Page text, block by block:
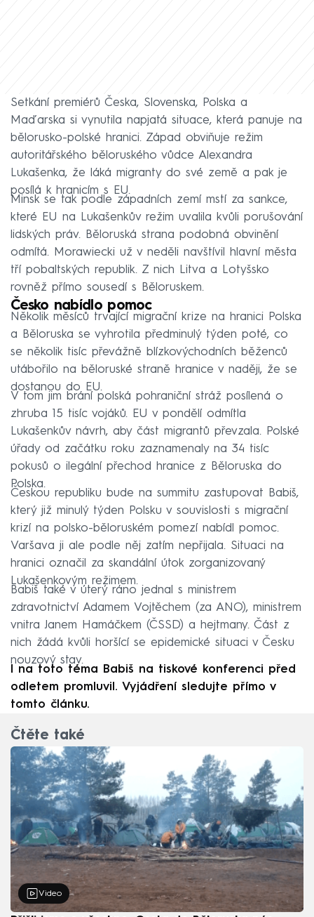
Setkání premiérů Česka, Slovenska, Polska a
Maďarska si vynutila napjatá situace, která panuje na
bělorusko-polské hranici. Západ obviňuje režim
autoritářského běloruského vůdce Alexandra
Lukašenka, že láká migranty do své země a pak je
posílá k hranicím s EU.
Minsk se tak podle západních zemí mstí za sankce,
které EU na Lukašenkův režim uvalila kvůli porušování
lidských práv. Běloruská strana podobná obvinění
odmítá. Morawiecki už v neděli navštívil hlavní města
tří pobaltských republik. Z nich Litva a Lotyšsko
rovněž přímo sousedí s Běloruskem.
Česko nabídlo pomoc
Několik měsíců trvající migrační krize na hranici Polska
a Běloruska se vyhrotila předminulý týden poté, co
se několik tisíc převážně blízkovýchodních běženců
utábořilo na běloruské straně hranice v naději, že se
dostanou do EU.
V tom jim brání polská pohraniční stráž posílená o
zhruba 15 tisíc vojáků. EU v pondělí odmítla
Lukašenkův návrh, aby část migrantů převzala. Polské
úřady od začátku roku zaznamenaly na 34 tisíc
pokusů o ilegální přechod hranice z Běloruska do
Polska.
Českou republiku bude na summitu zastupovat Babiš,
který již minulý týden Polsku v souvislosti s migrační
krizí na polsko-běloruském pomezí nabídl pomoc.
Varšava ji ale podle něj zatím nepřijala. Situaci na
hranici označil za skandální útok zorganizovaný
Lukašenkovým režimem.
Babiš také v úterý ráno jednal s ministrem
zdravotnictví Adamem Vojtěchem (za ANO), ministrem
vnitra Janem Hamáčkem (ČSSD) a hejtmany. Část z
nich žádá kvůli horšící se epidemické situaci v Česku
nouzový stav.
I na toto téma Babiš na tiskové konferenci před
odletem promluvil. Vyjádření sledujte přímo v
tomto článku.
Čtěte také
Video